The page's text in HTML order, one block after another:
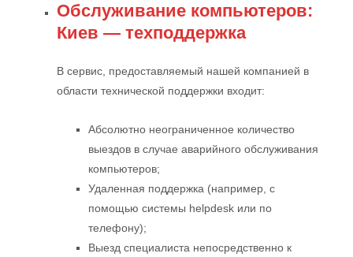
Обслуживание компьютеров:
Киев — техподдержка
В сервис, предоставляемый нашей компанией в
области технической поддержки входит:
Абсолютно неограниченное количество
выездов в случае аварийного обслуживания
компьютеров;
Удаленная поддержка (например, с
помощью системы helpdesk или по
телефону);
Выезд специалиста непосредственно к